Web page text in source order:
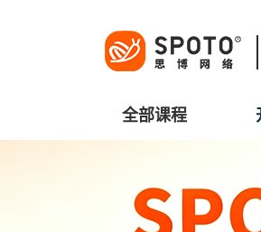
全部课程